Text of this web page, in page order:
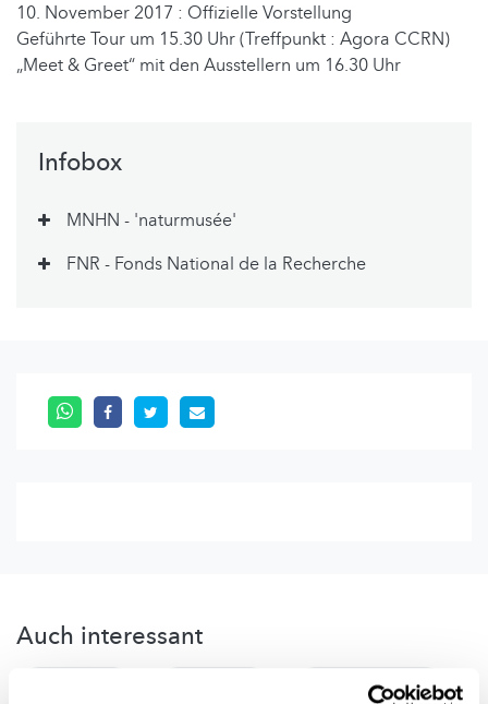
10. November 2017 : Offizielle Vorstellung
Geführte Tour um 15.30 Uhr (Treffpunkt : Agora CCRN)
„Meet & Greet“ mit den Ausstellern um 16.30 Uhr
Infobox
MNHN - 'naturmusée'
FNR - Fonds National de la Recherche
Auch interessant
SCIENCE FESTIVAL